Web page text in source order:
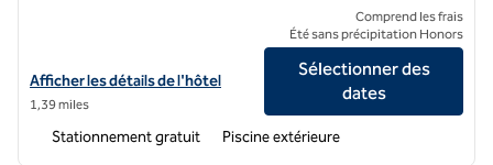
Afficher les détails de l'hôtel Virgin Hotels Las Vegas, Curio
Afficher les détails de l'hôtel
1,39 miles
Comprend les frais
Été sans précipitation Honors
Sélectionner des
dates
Stationnement gratuit Piscine extérieure